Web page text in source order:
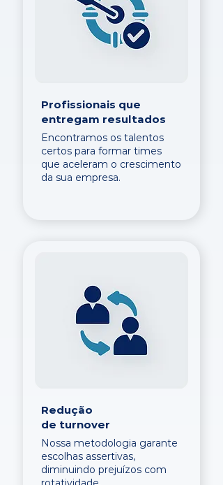
Profissionais que
entregam resultados
Encontramos os talentos
certos para formar times
que aceleram o crescimento
da sua empresa.
Redução
de turnover
Nossa metodologia garante
escolhas assertivas,
diminuindo prejuízos com